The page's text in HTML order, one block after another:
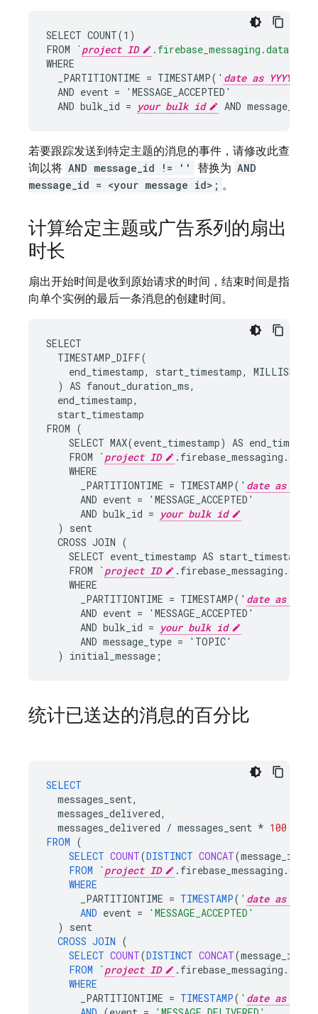
SELECT COUNT(1)
FROM
`project ID
.firebase_messaging.data`
WHERE
  _PARTITIONTIME = TIMESTAMP('
date as YYYY-MM-
  AND event = 'MESSAGE_ACCEPTED'
  AND bulk_id =
your bulk id AND
若要跟踪发送到特定主题的消息的事件，请修改此查
询以将 AND message_id != '' 替换为 AND
message_id = <your message id>; 。
计算给定主题或广告系列的扇出
时长
扇出开始时间是收到原始请求的时间，结束时间是指
向单个实例的最后一条消息的创建时间。
SELECT
TIMESTAMP_DIFF(
end_timestamp, start_timestamp,
MILLISECOND
) AS fanout_duration_ms,
end_timestamp,
start_timestamp
FROM (
SELECT MAX(event_timestamp) AS
FROM
`project ID . firebase_messaging .data
WHERE
_PARTITIONTIME = TIMESTAMP( ' date as YYYY-
AND event = ' MESSAGE_ACCEPTED '
AND bulk_id = your bulk id
)
sent
CROSS JOIN (
SELECT event_timestamp AS start_timestamp
FROM
`project ID . firebase_messaging .data
WHERE
_PARTITIONTIME = TIMESTAMP( ' date as YYYY-
AND event = ' MESSAGE_ACCEPTED '
AND bulk_id = your bulk id
AND message_type = ' TOPIC'
)
initial_message ;
统计已送达的消息的百分比
SELECT
messages_sent,
messages_delivered,
messages_delivered / messages_sent * 100
FROM (
SELECT COUNT(DISTINCT CONCAT(message_id
FROM
`project ID
.firebase_messaging.data`
WHERE
_PARTITIONTIME = TIMESTAMP( ' date as YYYY-
AND event =
'MESSAGE_ACCEPTED'
)
sent
CROSS JOIN (
SELECT COUNT(DISTINCT CONCAT(message_id
FROM
`project ID
.firebase_messaging.data`
WHERE
_PARTITIONTIME = TIMESTAMP( ' date as YYYY-